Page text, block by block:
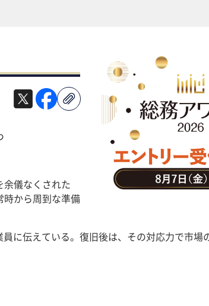
儀なくされた
時から周到な準備
に伝えている。復旧後は、その対応力で市場